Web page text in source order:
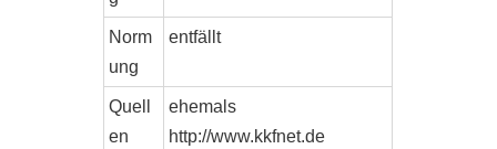
Norm
ung
entfällt
Quell
en
ehemals
http://www.kkfnet.de